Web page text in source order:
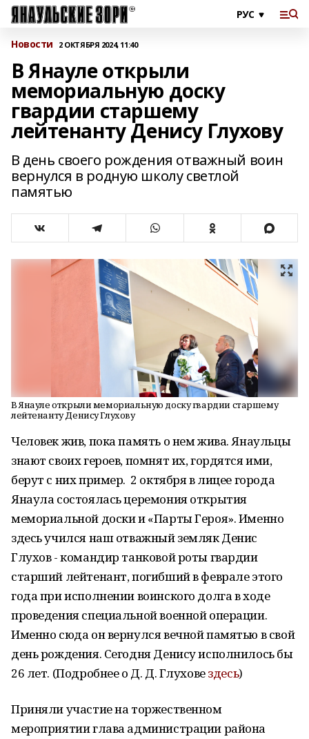
Новости 2 ОКТЯБРЯ 2024, 11:40
В Янауле открыли
мемориальную доску
гвардии старшему
лейтенанту Денису Глухову
В день своего рождения отважный воин
вернулся в родную школу светлой
памятью
В Янауле открыли мемориальную доску гвардии старшему
лейтенанту Денису Глухову
Человек жив, пока память о нем жива. Янаульцы
знают своих героев, помнят их, гордятся ими,
берут с них пример. 2 октября в лицее города
Янаула состоялась церемония открытия
мемориальной доски и «Парты Героя». Именно
здесь учился наш отважный земляк Денис
Глухов - командир танковой роты гвардии
старший лейтенант, погибший в феврале этого
года при исполнении воинского долга в ходе
проведения специальной военной операции.
Именно сюда он вернулся вечной памятью в свой
день рождения. Сегодня Денису исполнилось бы
26 лет. (Подробнее о Д. Д. Глуховездесь)
Приняли участие на торжественном
мероприятии глава администрации района